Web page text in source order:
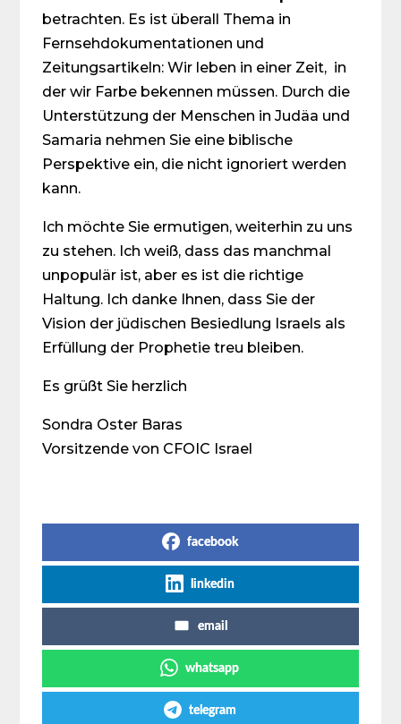
betrachten. Es ist überall Thema in
Fernsehdokumentationen und
Zeitungsartikeln: Wir leben in einer Zeit, in
der wir Farbe bekennen müssen. Durch die
Unterstützung der Menschen in Judäa und
Samaria nehmen Sie eine biblische
Perspektive ein, die nicht ignoriert werden
kann.
Ich möchte Sie ermutigen, weiterhin zu uns
zu stehen. Ich weiß, dass das manchmal
unpopulär ist, aber es ist die richtige
Haltung. Ich danke Ihnen, dass Sie der
Vision der jüdischen Besiedlung Israels als
Erfüllung der Prophetie treu bleiben.
Es grüßt Sie herzlich
Sondra Oster Baras
Vorsitzende von CFOIC Israel
facebook
linkedin
email
whatsapp
telegram